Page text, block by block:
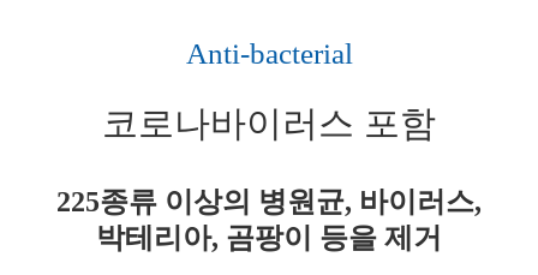
Anti-bacterial
코로나바이러스 포함
225종류 이상의 병원균, 바이러스,
박테리아, 곰팡이 등을 제거